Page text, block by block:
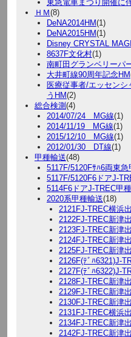
東急電車まつり開催に
ＨＭ(8)
DeNA2014HM(1)
DeNA2015HM(1)
Disney CRYSTAL
8637F文化村(1)
南町田グランベリーパ
大井町線90周年記念HM
医療従事者/エッセンシ
うHM(2)
総合検測 (4)
2014/07/24 MG線(1)
2014/11/19 MG線(1)
2015/12/10 MG線(1)
2012/01/30 DT線(1)
甲種輸送(48)
5117F/5120Fｻﾊ6両東急
5117F/5120F6ドアJ-
5114F6ドアJ-TREC甲種
2020系甲種輸送(18)
2121FJ-TREC横浜
2122FJ-TREC新津
2123FJ-TREC新津
2124FJ-TREC新津
2125FJ-TREC新津
2126F(ﾃﾞﾊ6321)J-
2127F(ﾃﾞﾊ6322)J-
2128FJ-TREC新津
2129FJ-TREC新津
2130FJ-TREC新津
2131FJ-TREC横浜
2134FJ-TREC新津
2142FJ-TREC新津